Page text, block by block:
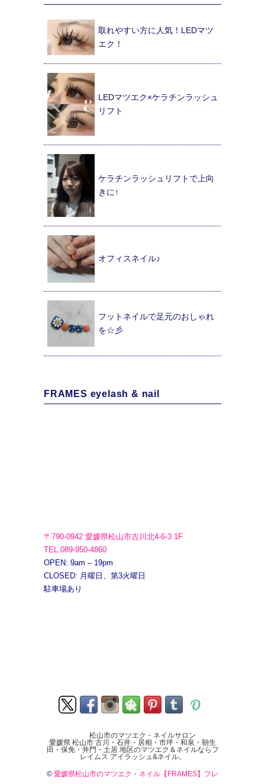
取れやすい方に人気！LEDマツ
エク！
LEDマツエク×ケラチンラッシュ
リフト
ケラチンラッシュリフトで上向
きに↑
オフィスネイル♪
フットネイルで足元のおしゃれ
を☆彡
FRAMES eyelash & nail
〒790-0942 愛媛県松山市古川北4-6-3 1F
TEL.089-950-4860
OPEN: 9am – 19pm
CLOSED: 月曜日、第3火曜日
駐車場あり
松山市のマツエク・ネイルサロン
愛媛県 松山市 古川・石井・居相・市坪・和泉・朝生
田・保免・井門・土居 地区のマツエク＆ネイルならフ
レイムス アイラッシュ&ネイル。
© 愛媛県松山市のマツエク・ネイル【FRAMES】フレ